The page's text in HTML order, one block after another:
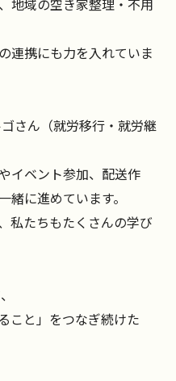
地域の空き家整理・不用
連携にも力を入れていま
さん（就労移行・就労継
イベント参加、配送作
に進めています。
私たちもたくさんの学び
こと」をつなぎ続けた